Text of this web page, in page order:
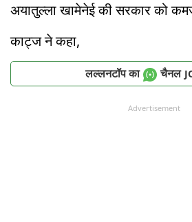
अयातुल्ला खामेनेई की सरकार को
काट्ज ने कहा,
लल्लनटॉप का चैनल
Advertisement